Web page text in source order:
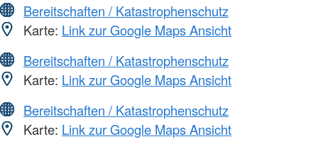
Bereitschaften / Katastrophenschutz
Karte: Link zur Google Maps Ansicht
Bereitschaften / Katastrophenschutz
Karte: Link zur Google Maps Ansicht
Bereitschaften / Katastrophenschutz
Karte: Link zur Google Maps Ansicht